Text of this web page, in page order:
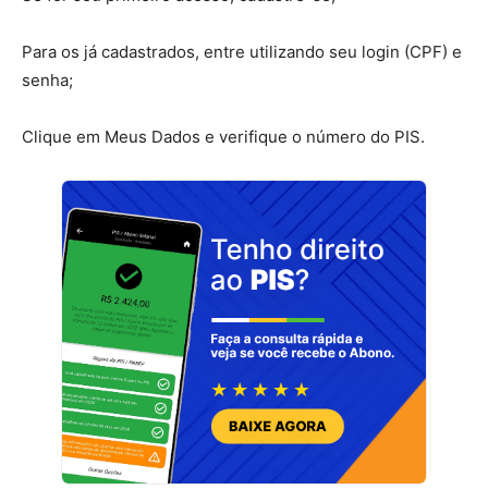
Para os já cadastrados, entre utilizando seu login (CPF) e
senha;
Clique em Meus Dados e verifique o número do PIS.